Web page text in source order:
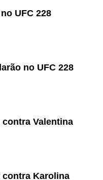
UFC 228
no UFC 228
Valentina
contra Karolina